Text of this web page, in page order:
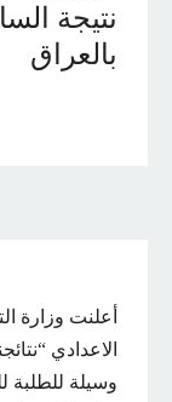
بالعراق
أعلنت وزارة
وسيلة للطلبة